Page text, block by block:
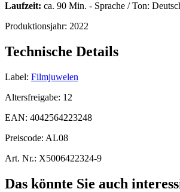
Laufzeit: ca. 90 Min. - Sprache / Ton:
Produktionsjahr: 2022
Technische Details
Label: Filmjuwelen
Altersfreigabe: 12
EAN: 4042564223248
Preiscode: AL08
Art. Nr.: X5006422324-9
Das könnte Sie auch